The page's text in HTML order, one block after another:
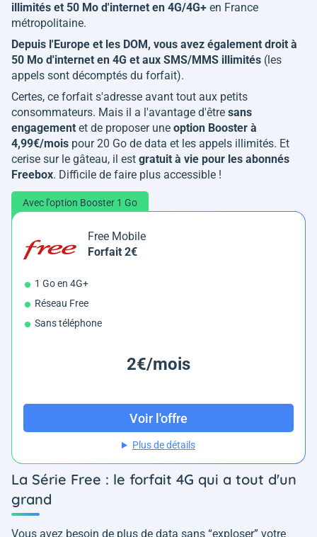
illimités et 50 Mo d'internet en 4G/4G+ en France
métropolitaine.
Depuis l'Europe et les DOM, vous avez également droit à
50 Mo d'internet en 4G et aux SMS/MMS illimités (les
appels sont décomptés du forfait).
Certes, ce forfait s'adresse avant tout aux petits
consommateurs. Mais il a l'avantage d'être sans
engagement et de proposer une option Booster à
4,99€/mois pour 20 Go de data et les appels illimités. Et
cerise sur le gâteau, il est gratuit à vie pour les abonnés
Freebox. Difficile de faire plus accessible !
Avec l'option Booster 1 Go
Free Mobile
Forfait 2€
1 Go en 4G+
Réseau Free
Sans téléphone
2€/mois
Voir l'offre
Plus de détails
La Série Free : le forfait 4G qui a tout d'un
grand
Vous avez besoin de plus de data sans “exploser” votre